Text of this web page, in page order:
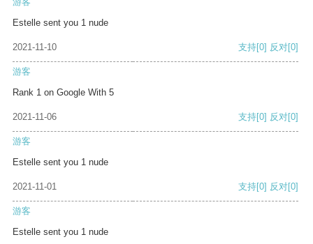
Estelle sent you 1 nude
2021-11-10 支持[0] 反对[0]
游客
Rank 1 on Google With 5
2021-11-06 支持[0] 反对[0]
游客
Estelle sent you 1 nude
2021-11-01 支持[0] 反对[0]
游客
Estelle sent you 1 nude